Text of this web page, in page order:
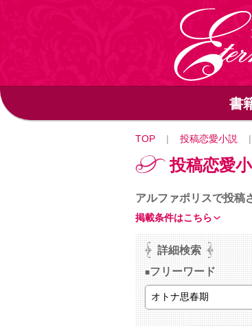
書
TOP | 投稿恋愛小説 |
投稿恋愛
アルファポリスで投稿
掲載条件はこちら
詳細検索
フリーワード